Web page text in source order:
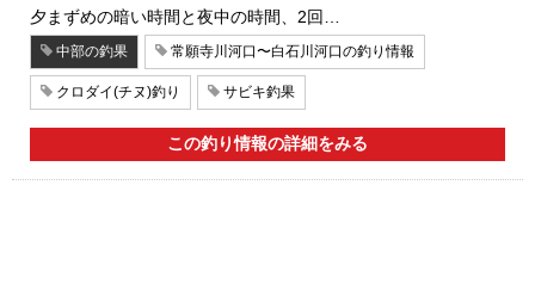
夕まずめの暗い時間と夜中の時間、2回…
中部の釣果 常願寺川河口〜白石川河口の釣り情報
クロダイ(チヌ)釣り サビキ釣果
この釣り情報の詳細をみる